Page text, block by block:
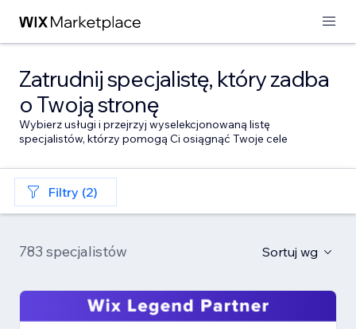
Zatrudnij specjalistę, który zadba
o Twoją stronę
Wybierz usługi i przejrzyj wyselekcjonowaną listę
specjalistów, którzy pomogą Ci osiągnąć Twoje cele
Filtry (2)
783 specjalistów Sortuj wg